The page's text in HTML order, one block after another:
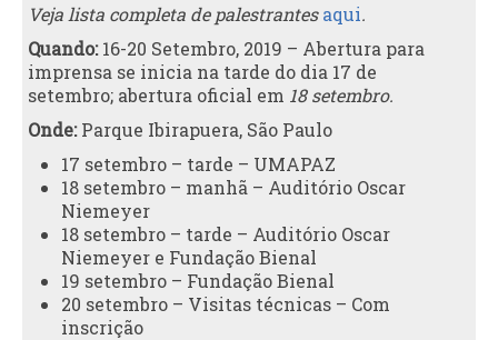
Veja lista completa de palestrantes aqui.
Quando:16-20 Setembro, 2019 – Abertura para
imprensa se inicia na tarde do dia 17 de
setembro; abertura oficial em 18setembro.
Onde:Parque Ibirapuera, São Paulo
17 setembro – tarde – UMAPAZ
18 setembro – manhã – Auditório Oscar
Niemeyer
18 setembro – tarde – Auditório Oscar
Niemeyer e Fundação Bienal
19 setembro – Fundação Bienal
20 setembro – Visitas técnicas – Com
inscrição